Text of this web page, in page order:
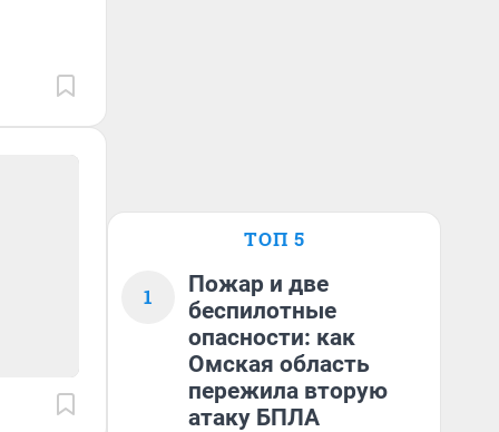
ТОП 5
1
Пожар и две
беспилотные
опасности: как
Омская область
пережила вторую
атаку БПЛА